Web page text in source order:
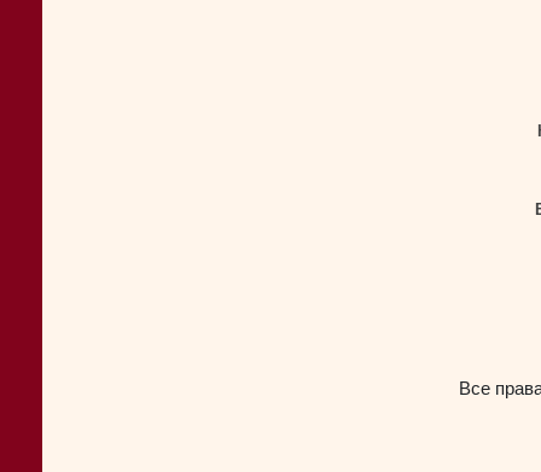
Все